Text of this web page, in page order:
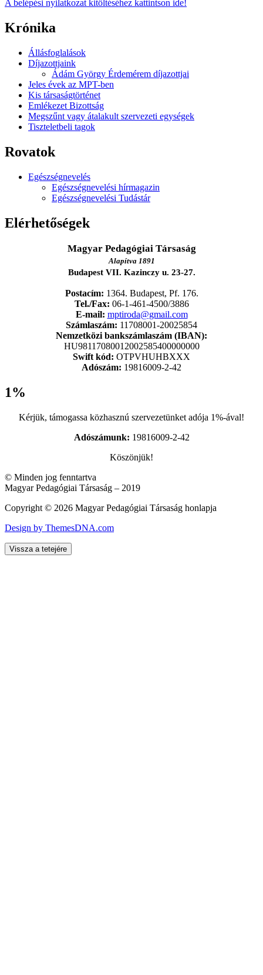
A belépési nyilatkozat kitöltéséhez kattintson ide!
Krónika
Állásfoglalások
Díjazottjaink
Ádám György Érdemérem díjazottjai
Jeles évek az MPT-ben
Kis társaságtörténet
Emlékezet Bizottság
Megszűnt vagy átalakult szervezeti egységek
Tiszteletbeli tagok
Rovatok
Egészségnevelés
Egészségnevelési hírmagazin
Egészségnevelési Tudástár
Elérhetőségek
Magyar Pedagógiai Társaság
Alapítva 1891
Budapest VII. Kazinczy u. 23-27.
Postacím: 1364. Budapest, Pf. 176.
Tel./Fax: 06-1-461-4500/3886
E-mail: mptiroda@gmail.com
Számlaszám: 11708001-20025854
Nemzetközi bankszámlaszám (IBAN):
HU98117080012002585400000000
Swift kód: OTPVHUHBXXX
Adószám: 19816009-2-42
1%
Kérjük, támogassa közhasznú szervezetünket adója 1%-ával!
Adószámunk: 19816009-2-42
Köszönjük!
© Minden jog fenntartva
Magyar Pedagógiai Társaság – 2019
Copyright © 2026 Magyar Pedagógiai Társaság honlapja
Design by ThemesDNA.com
Vissza a tetejére